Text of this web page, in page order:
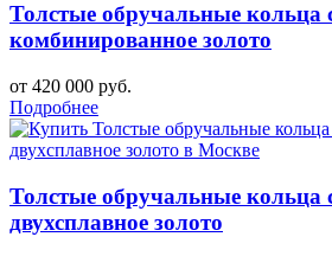
Толстые обручальные кольца
комбинированное золото
от 420 000 руб.
Подробнее
Толстые обручальные кольца
двухсплавное золото